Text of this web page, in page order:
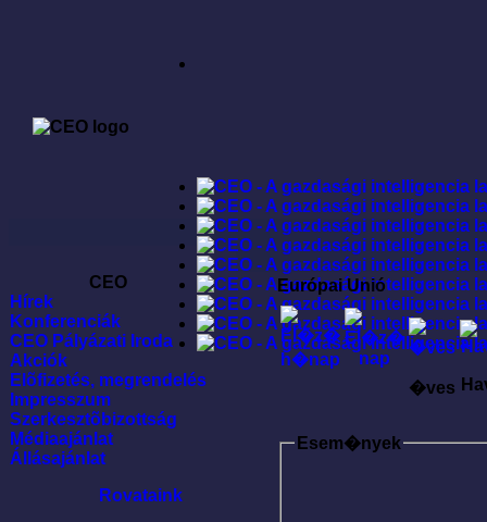
CEO
Hírek
Konferenciák
CEO Pályázati Iroda
Akciók
Elõfizetés, megrendelés
Impresszum
Szerkesztõbizottság
Médiaajánlat
Állásajánlat
Rovataink
Európai Unió
�ves
Esem�nyek